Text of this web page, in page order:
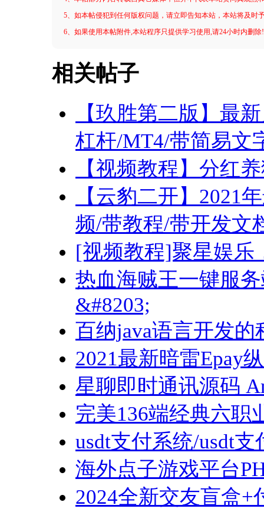
5、如本帖侵犯到任何版权问题，请立即告知本站，本站将及时
6、如果使用本帖附件,本站程序只提供学习使用,请24小时内删
相关帖子
【玖胜第二版】最
杠杆/MT4/带简易文
【视频教程】分红
【云豹二开】2021
频/带教程/带开发文
[视频教程]聚星娱乐
热血海贼王一键服
&#8203;
百纳java语言开发
2021最新暗雷Epay
星聊即时通讯源码
完美136端经典六职
usdt支付系统/usdt
海外点子游戏平台
2024全新交友盲盒